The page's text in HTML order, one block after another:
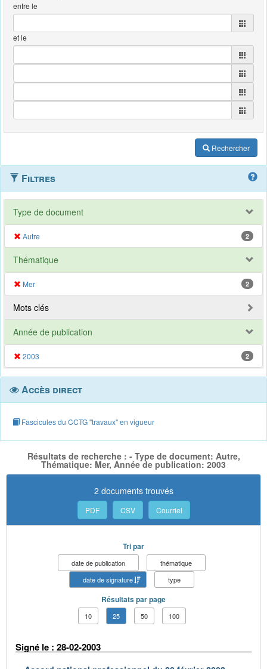
entre le
et le
Rechercher
Filtres
Type de document
Autre 2
Thématique
Mer 2
Mots clés
Année de publication
2003 2
Accès direct
Fascicules du CCTG "travaux" en vigueur
Résultats de recherche : - Type de document: Autre,
Thématique: Mer, Année de publication: 2003
2 documents trouvés
PDF CSV Courriel
Tri par
date de publication
thématique
date de signature
type
Résultats par page
10 25 50 100
Signé le : 28-02-2003